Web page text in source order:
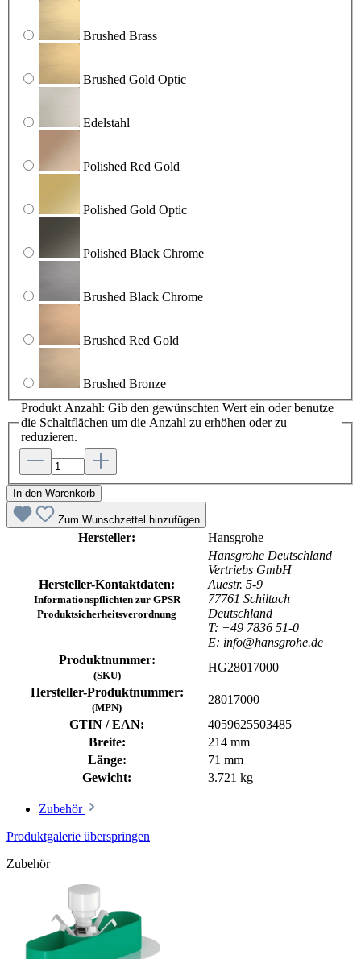
Brushed Brass
Brushed Gold Optic
Edelstahl
Polished Red Gold
Polished Gold Optic
Polished Black Chrome
Brushed Black Chrome
Brushed Red Gold
Brushed Bronze
Produkt Anzahl: Gib den gewünschten Wert ein oder benutze
die Schaltflächen um die Anzahl zu erhöhen oder zu
reduzieren.
In den Warenkorb
Zum Wunschzettel hinzufügen
Hersteller: Hansgrohe
Hersteller-Kontaktdaten:
Informationspflichten zur GPSR
Produktsicherheitsverordnung
Hansgrohe Deutschland
Vertriebs GmbH
Auestr. 5-9
77761 Schiltach
Deutschland
T: +49 7836 51-0
E: info@hansgrohe.de
Produktnummer:
(SKU)
HG28017000
Hersteller-Produktnummer:
(MPN)
28017000
GTIN / EAN:
4059625503485
Breite:
214 mm
Länge:
71 mm
Gewicht:
3.721 kg
Zubehör
Produktgalerie überspringen
Zubehör